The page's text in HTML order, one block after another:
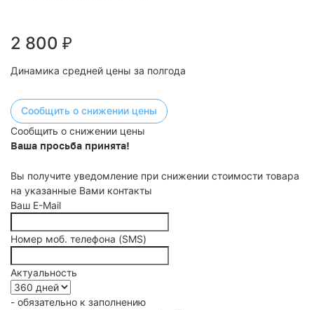
2 800 ₽
Динамика средней цены за полгода
Сообщить о снижении цены
Сообщить о снижении цены
Ваша просьба принята!
Вы получите уведомление при снижении стоимости товара
на указанные Вами контакты
Ваш E-Mail
Номер моб. телефона (SMS)
Актуальность
- обязательно к заполнению